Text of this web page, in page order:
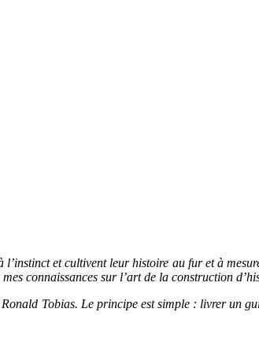
et cultivent leur histoire au fur et à
connaissances sur l’art de la construction
Tobias. Le principe est simple : livrer un